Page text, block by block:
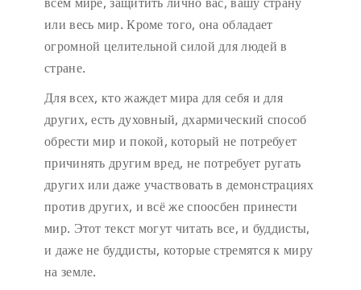
или весь мир. Кроме того, она обладает
огромной целительной силой для людей в
стране.
Для всех, кто жаждет мира для себя и для
других, есть духовный, дхармический способ
обрести мир и покой, который не потребует
причинять другим вред, не потребует ругать
других или даже участвовать в демонстрациях
против других, и всё же споосбен принести
мир. Этот текст могут читать все, и буддисты,
и даже не буддисты, которые стремятся к миру
на земле.